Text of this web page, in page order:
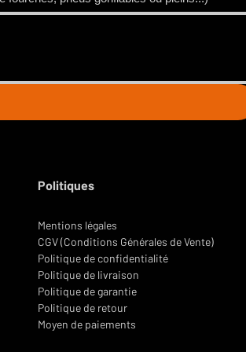
Politiques
Mentions légales
CGV (Conditions Générales de Vente)
Politique de confidentialité
Politique de livraison
Politique de garantie
Politique de retour
Moyen de paiements